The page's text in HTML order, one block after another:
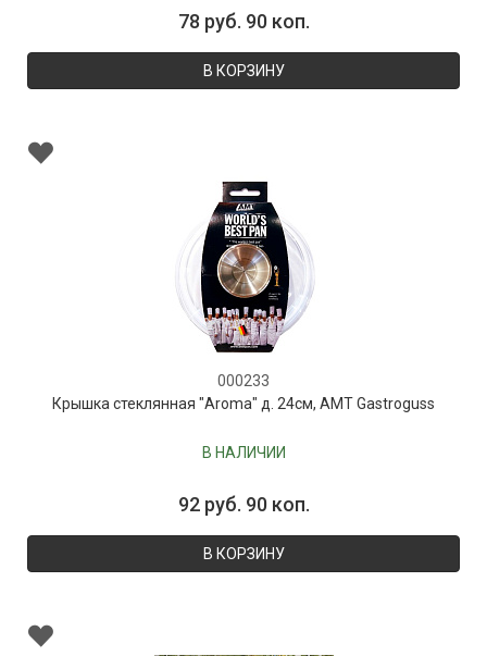
78 руб. 90 коп.
В КОРЗИНУ
000233
Крышка стеклянная "Aroma" д. 24см, AMT Gastroguss
В НАЛИЧИИ
92 руб. 90 коп.
В КОРЗИНУ